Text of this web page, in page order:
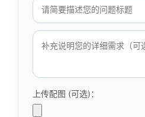
上传配图 (可选)：